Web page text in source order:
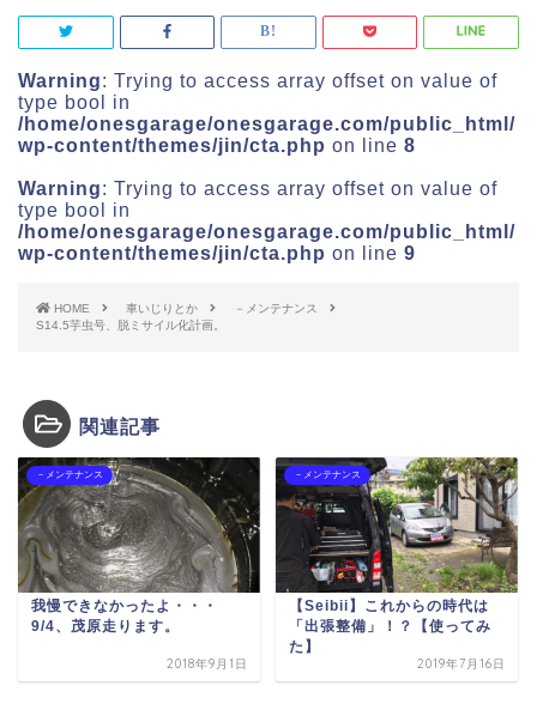
Warning: Trying to access array offset on value of
type bool in
/home/onesgarage/onesgarage.com/public_html/
wp-content/themes/jin/cta.php on line 8
Warning: Trying to access array offset on value of
type bool in
/home/onesgarage/onesgarage.com/public_html/
wp-content/themes/jin/cta.php on line 9
HOME 車いじりとか
－メンテナンス
S14.5芋虫号、脱ミサイル化計画。
関連記事
－メンテナンス
我慢できなかったよ・・・
9/4、茂原走ります。
2018年9月1日
－メンテナンス
【Seibii】これからの時代は
「出張整備」！？【使ってみ
た】
2019年7月16日